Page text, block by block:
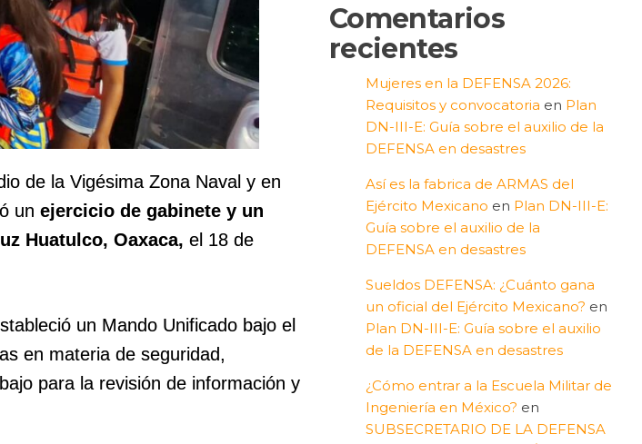
de la Vigésima Zona Naval y en
un ejercicio de gabinete y un
Huatulco, Oaxaca, el 18 de
un Mando Unificado bajo el
en materia de seguridad,
para la revisión de información y
Comentarios
recientes
Mujeres en la DEFENSA 2026:
Requisitos y convocatoria en Plan
DN-III-E: Guía sobre el auxilio de la
DEFENSA en desastres
Así es la fabrica de ARMAS del
Ejército Mexicano en Plan DN-III-E:
Guía sobre el auxilio de la
DEFENSA en desastres
Sueldos DEFENSA: ¿Cuánto gana
un oficial del Ejército Mexicano? en
Plan DN-III-E: Guía sobre el auxilio
de la DEFENSA en desastres
¿Cómo entrar a la Escuela Militar de
Ingeniería en México? en
SUBSECRETARIO DE LA DEFENSA